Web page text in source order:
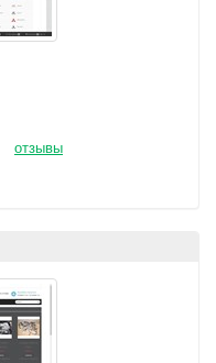
отзывы